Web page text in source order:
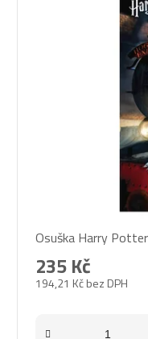
Osuška Harry
194,21 Kč bez DPH
235 Kč